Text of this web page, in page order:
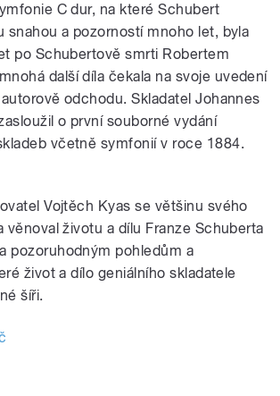
C dur, na které Schubert
snahou a pozorností mnoho let, byla
po Schubertově smrti Robertem
další díla čekala na svoje uvedení
odchodu. Skladatel Johannes
o první souborné vydání
včetně symfonií v roce 1884.
Vojtěch Kyas se většinu svého
věnoval životu a dílu Franze Schuberta
pozoruhodným pohledům a
život a dílo geniálního skladatele
šíři.